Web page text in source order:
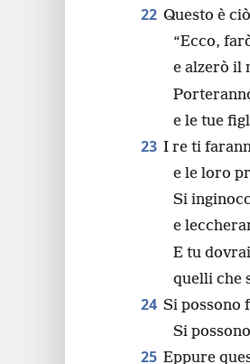
22 Questo è
“Ecco,
e alzerò il
e le tue
23 I re ti
e le loro
Si
e
E tu
quelli che
24 Si possono
Si
25 Eppure